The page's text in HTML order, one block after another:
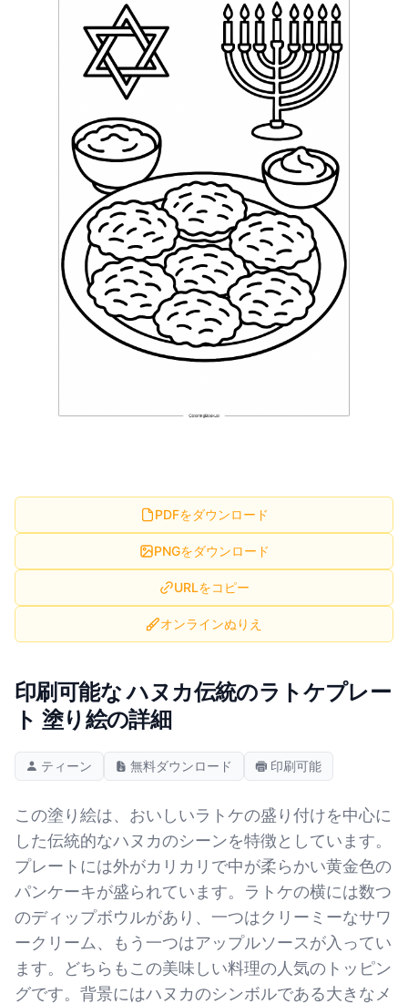
PDFをダウンロード
PNGをダウンロード
URLをコピー
オンラインぬりえ
印刷可能な ハヌカ伝統のラトケプレー
ト 塗り絵の詳細
ティーン 無料ダウンロード 印刷可能
この塗り絵は、おいしいラトケの盛り付けを中心に
した伝統的なハヌカのシーンを特徴としています。
プレートには外がカリカリで中が柔らかい黄金色の
パンケーキが盛られています。ラトケの横には数つ
のディップボウルがあり、一つはクリーミーなサワ
ークリーム、もう一つはアップルソースが入ってい
ます。どちらもこの美味しい料理の人気のトッピン
グです。背景にはハヌカのシンボルである大きなメ